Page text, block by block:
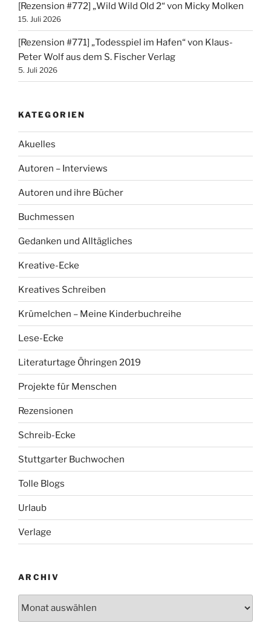
[Rezension #772] „Wild Wild Old 2“ von Micky Molken
15. Juli 2026
[Rezension #771] „Todesspiel im Hafen“ von Klaus-
Peter Wolf aus dem S. Fischer Verlag
5. Juli 2026
KATEGORIEN
Akuelles
Autoren – Interviews
Autoren und ihre Bücher
Buchmessen
Gedanken und Alltägliches
Kreative-Ecke
Kreatives Schreiben
Krümelchen – Meine Kinderbuchreihe
Lese-Ecke
Literaturtage Öhringen 2019
Projekte für Menschen
Rezensionen
Schreib-Ecke
Stuttgarter Buchwochen
Tolle Blogs
Urlaub
Verlage
ARCHIV